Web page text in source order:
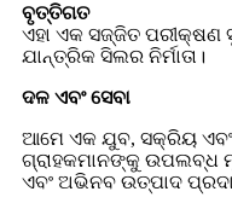
ବୃତ୍ତିଗତ
ଏହା ଏକ ସଜ୍ଜିତ ପରୀକ୍ଷଣ
ଯାନ୍ତ୍ରିକ ସିଲର ନିର୍ମାତା।
ଦଳ ଏବଂ ସେବା
ଆମେ ଏକ ଯୁବ, ସକ୍ରିୟ
ଗ୍ରାହକମାନଙ୍କୁ ଉପଲବ୍ଧ
ଏବଂ ଅଭିନବ ଉତ୍ପାଦ